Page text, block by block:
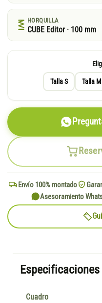
HORQUILLA
CUBE Editor · 100 mm
Talla S Talla M
Envío 100% montado
Asesoramiento
Cuadro